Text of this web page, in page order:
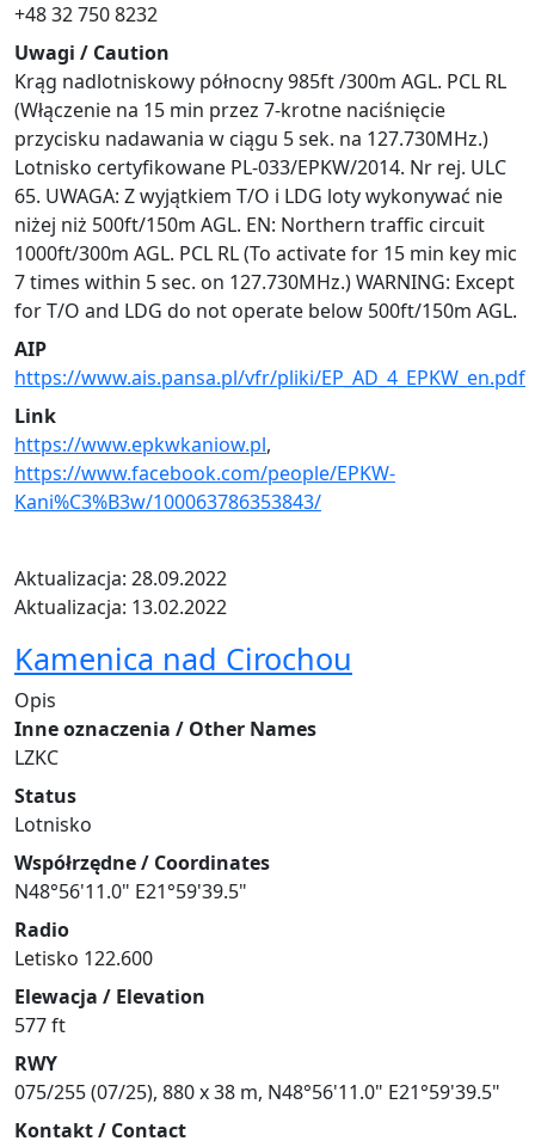
+48 32 750 8232
Uwagi / Caution
Krąg nadlotniskowy północny 985ft /300m AGL. PCL RL
(Włączenie na 15 min przez 7-krotne naciśnięcie
przycisku nadawania w ciągu 5 sek. na 127.730MHz.)
Lotnisko certyfikowane PL-033/EPKW/2014. Nr rej. ULC
65. UWAGA: Z wyjątkiem T/O i LDG loty wykonywać nie
niżej niż 500ft/150m AGL. EN: Northern traffic circuit
1000ft/300m AGL. PCL RL (To activate for 15 min key mic
7 times within 5 sec. on 127.730MHz.) WARNING: Except
for T/O and LDG do not operate below 500ft/150m AGL.
AIP
https://www.ais.pansa.pl/vfr/pliki/EP_AD_4_EPKW_en.pdf
Link
https://www.epkwkaniow.pl,
https://www.facebook.com/people/EPKW-
Kani%C3%B3w/100063786353843/
Aktualizacja: 28.09.2022
Aktualizacja: 13.02.2022
Kamenica nad Cirochou
Opis
Inne oznaczenia / Other Names
LZKC
Status
Lotnisko
Współrzędne / Coordinates
N48°56'11.0" E21°59'39.5"
Radio
Letisko 122.600
Elewacja / Elevation
577 ft
RWY
075/255 (07/25), 880 x 38 m, N48°56'11.0" E21°59'39.5"
Kontakt / Contact